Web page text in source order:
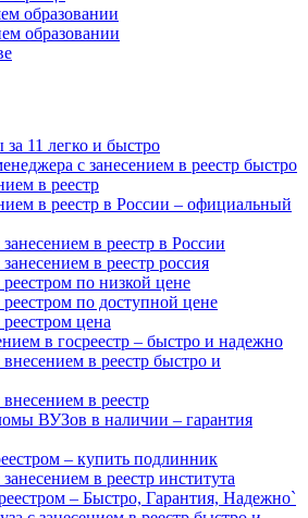
образовании
образовании
за 11 легко и быстро
с занесением в реестр быстро
в реестр
в реестр в России – официальный
в реестр в России
в реестр россия
по низкой цене
по доступной цене
цена
в госреестр – быстро и надежно
в реестр быстро и
в реестр
ВУЗов в наличии – гарантия
– купить подлинник
в реестр института
– Быстро, Гарантия, Надежно`